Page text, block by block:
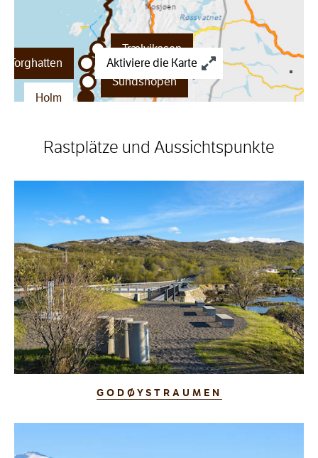
Holm
Sundshopen
Torghatten
Trælvikosen
Aktiviere die Karte
Rastplätze und Aussichtspunkte
GODØYSTRAUMEN